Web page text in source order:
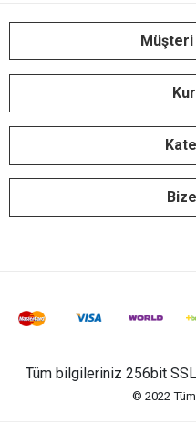
Tüm bilgileriniz 256bit
© 2022